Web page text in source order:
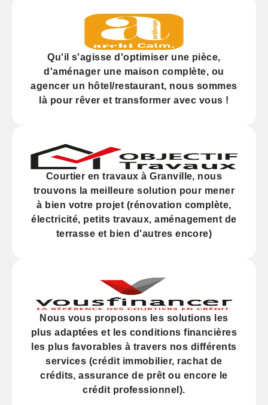
Qu'il s'agisse d'optimiser une pièce,
d'aménager une maison complète, ou
agencer un hôtel/restaurant, nous sommes
là pour rêver et transformer avec vous !
Courtier en travaux à Granville, nous
trouvons la meilleure solution pour mener
à bien votre projet (rénovation complète,
électricité, petits travaux, aménagement de
terrasse et bien d'autres encore)
Nous vous proposons les solutions les
plus adaptées et les conditions financières
les plus favorables à travers nos différents
services (crédit immobilier, rachat de
crédits,assurance de prêt ou encore le
crédit professionnel).